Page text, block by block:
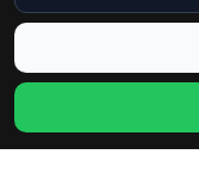
Rückerstattungsrichtlinie
Rückgabepolitik